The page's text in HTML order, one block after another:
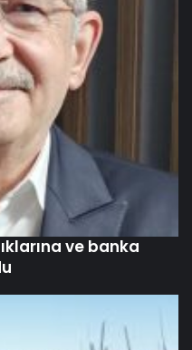
ve banka